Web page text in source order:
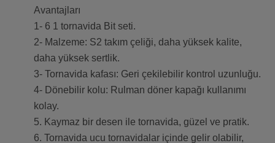
Avantajları
1- 6 1 tornavida Bit seti.
2- Malzeme: S2 takım çeliği, daha yüksek kalite,
daha yüksek sertlik.
3- Tornavida kafası: Geri çekilebilir kontrol uzunluğu.
4- Dönebilir kolu: Rulman döner kapağı kullanımı
kolay.
5. Kaymaz bir desen ile tornavida, güzel ve pratik.
6. Tornavida ucu tornavidalar içinde gelir olabilir,